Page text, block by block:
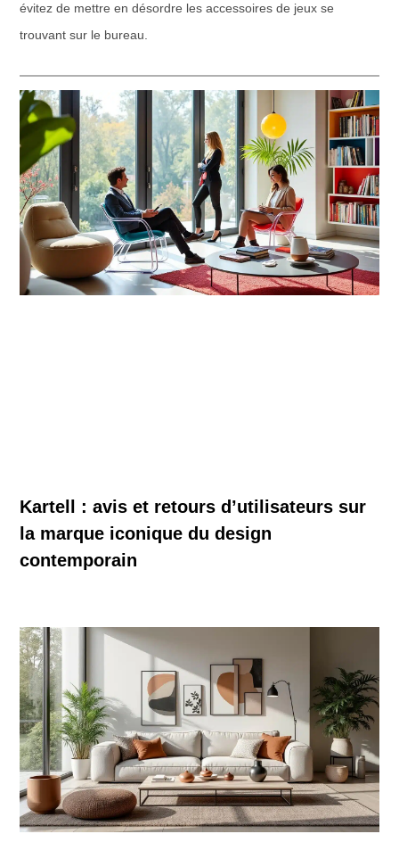
évitez de mettre en désordre les accessoires de jeux se
trouvant sur le bureau.
Kartell : avis et retours d’utilisateurs sur
la marque iconique du design
contemporain